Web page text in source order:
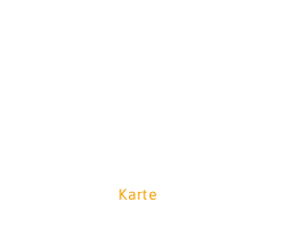
Karte